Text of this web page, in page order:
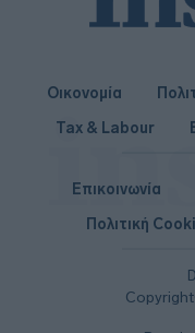
Οικονομία
Tax & Labour
Επικοινωνία
Πολιτική